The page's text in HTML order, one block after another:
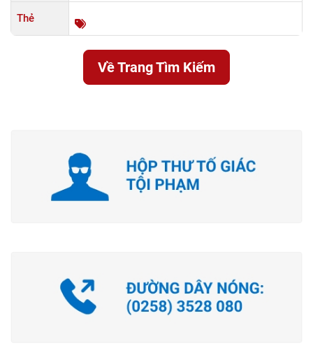
Thẻ
Về Trang Tìm Kiếm